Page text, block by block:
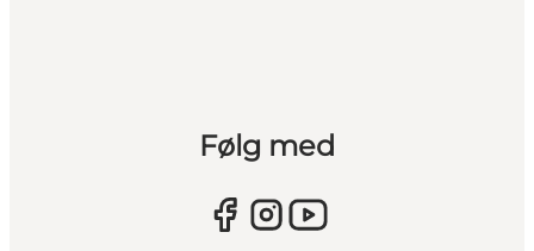
Følg med